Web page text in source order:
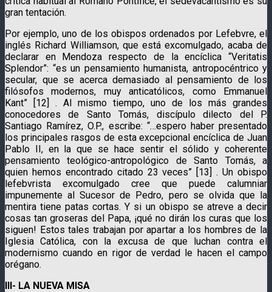
gran tentación.
Por ejemplo, uno de los obispos ordenados por Lefebvre, el
inglés Richard Williamson, que está excomulgado, acaba de
declarar en Mendoza respecto de la encíclica “Veritatis
Splendor”: “es un pensamiento humanista, antropocéntrico y
secular, que se acerca demasiado al pensamiento de los
filósofos modernos, muy anticatólicos, como Emmanuel
Kant” [12] . Al mismo tiempo, uno de los más grandes
conocedores de Santo Tomás, discípulo dilecto del P.
Santiago Ramírez, O.P., escribe: “…espero haber presentado
los principales rasgos de esta excepcional encíclica de Juan
Pablo II, en la que se hace sentir el sólido y coherente
pensamiento teológico-antropológico de Santo Tomás, a
quien hemos encontrado citado 23 veces” [13] . Un obispo
lefebvrista excomulgado cree que puede calumniar
impunemente al Sucesor de Pedro, pero se olvida que la
mentira tiene patas cortas. Y si un obispo se atreve a decir
cosas tan groseras del Papa, ¡qué no dirán los curas que los
siguen! Estos tales trabajan por apartar a los hombres de la
Iglesia Católica, con la excusa de que luchan contra el
modernismo cuando en rigor de verdad le hacen el campo
orégano.
III- LA NUEVA MISA